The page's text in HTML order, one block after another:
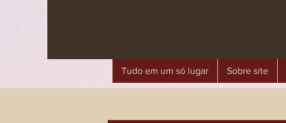
Tudo em um só lugar Sobre site